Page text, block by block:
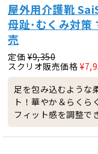
屋外用介護靴
母趾･むくみ対策
売
定価 ¥9,350
スクリオ販売価格 ¥
足を包み込むような
ト！華やか＆らくら
フィット感を調整で